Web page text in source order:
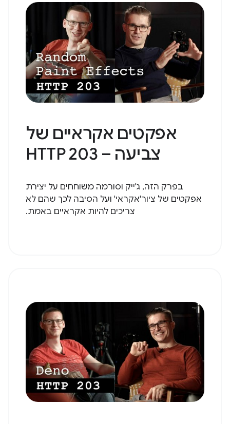
אפקטים אקראיים של
צביעה – HTTP 203
בפרק הזה, ג'ייק וסורמה משוחחים על יצירת
אפקטים של ציור'אקראי' ועל הסיבה לכך שהם לא
צריכים להיות אקראיים באמת.